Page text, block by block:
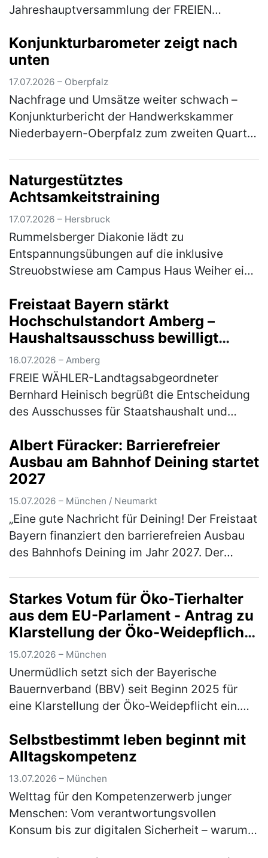
Jahreshauptversammlung der FREIEN
Goldenen Ehrennadel der FREIEN WÄHLER
Bayern aus…
Konjunkturbarometer zeigt nach
unten
17.07.2026 – Oberpfalz
Nachfrage und Umsätze weiter schwach –
Konjunkturbericht der Handwerkskammer
Niederbayern-Oberpfalz zum zweiten Quartal
(mehr)
Naturgestütztes
Achtsamkeitstraining
17.07.2026 – Hersbruck
Rummelsberger Diakonie lädt zu
Entspannungsübungen auf die inklusive
Streuobstwiese am Campus Haus Weiher ein
können die Teilnehmer*innen am Mittwoch,
22. Jul…(mehr)
Freistaat Bayern stärkt
Hochschulstandort Amberg –
Haushaltsausschuss bewilligt
Nachtrag für Brandschutz- und
Sanierungsmaßnahmen
16.07.2026 – Amberg
FREIE WÄHLER-Landtagsabgeordneter
Bernhard Heinisch begrüßt die Entscheidung
des Ausschusses für Staatshaushalt und
3. Nachtrag für die baulichen Brandschutz…
(mehr)
Albert Füracker: Barrierefreier
Ausbau am Bahnhof Deining startet
2027
15.07.2026 – München / Neumarkt
„Eine gute Nachricht für Deining! Der Freistaat
Bayern finanziert den barrierefreien Ausbau
des Bahnhofs Deining im Jahr 2027. Der
Starkes Votum für Öko-Tierhalter
aus dem EU-Parlament - Antrag zu
Klarstellung der Öko-Weidepflicht
angenommen
15.07.2026 – München
Unermüdlich setzt sich der Bayerische
Bauernverband (BBV) seit Beginn 2025 für
eine Klarstellung der Öko-Weidepflicht ein.
errungen werden: Einen entsprechen… (mehr)
Selbstbestimmt leben beginnt mit
Alltagskompetenz
13.07.2026 – München
Welttag für den Kompetenzerwerb junger
Menschen: Vom verantwortungsvollen
Konsum bis zur digitalen Sicherheit – warum